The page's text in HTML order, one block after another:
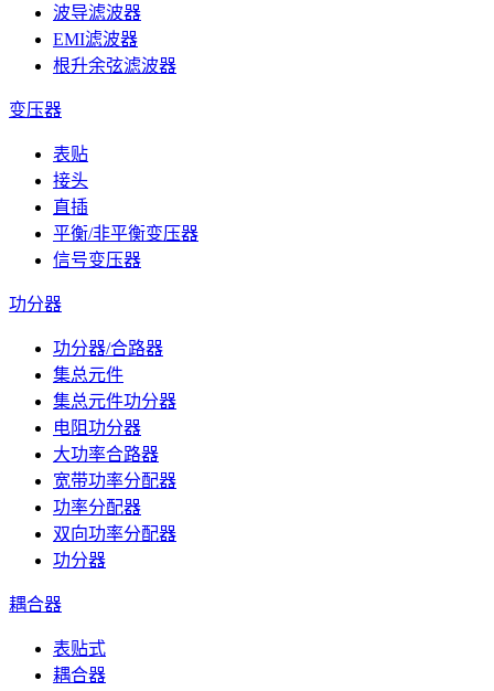
波导滤波器
EMI滤波器
根升余弦滤波器
变压器
表贴
接头
直插
平衡/非平衡变压器
信号变压器
功分器
功分器/合路器
集总元件
集总元件功分器
电阻功分器
大功率合路器
宽带功率分配器
功率分配器
双向功率分配器
功分器
耦合器
表贴式
耦合器